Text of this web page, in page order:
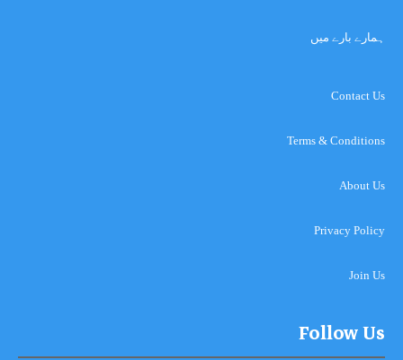
ہمارے بارے میں
Contact Us
Terms & Conditions
About Us
Privacy Policy
Join Us
Follow Us